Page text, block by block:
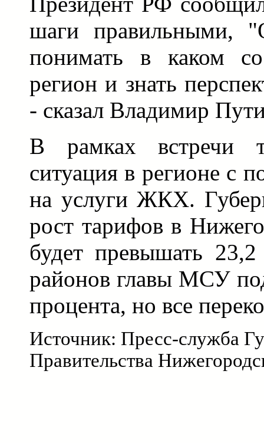
шаги правильными,
понимать в каком
регион и знать
- сказал Владимир
В рамках встречи
ситуация в регионе с
на услуги ЖКХ.
рост тарифов в
будет превышать
районов главы МСУ
процента, но все
Источник: Пресс-служба
Правительства